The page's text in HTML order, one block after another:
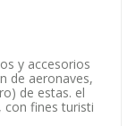
y accesorios
de aeronaves,
de estas. el
con fines turisti